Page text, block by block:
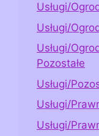
Usługi/
Usługi/
Usługi/
Pozostałe
Usługi/
Usługi/
Usługi/